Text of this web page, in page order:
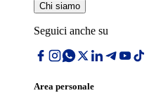
Chi siamo
Seguici anche su
Area personale